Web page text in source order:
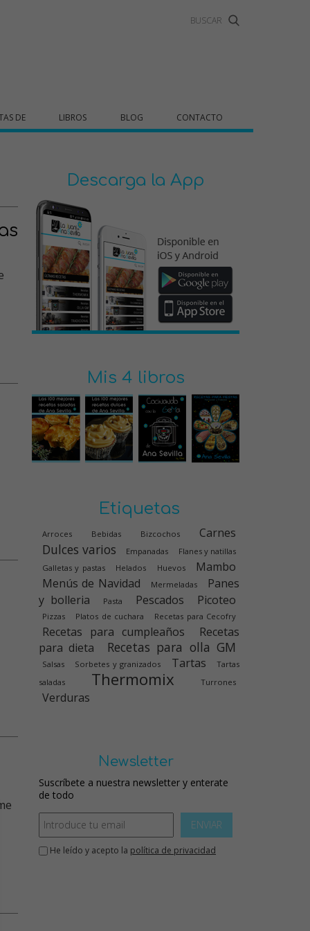
DE LIBROS BLOG CONTACTO
Descarga la App
Mis 4 libros
Etiquetas
Arroces Bebidas Bizcochos Carnes
Dulces varios Empanadas
Flanes y natillas
Galletas y pastas
Helados Huevos
Mambo
Menús de Navidad
Mermeladas
Panes
y bolleria
Pasta Pescados Picoteo
Pizzas Platos de cuchara Recetas para Cecofry
Recetas para cumpleaños
Recetas
para dieta
Recetas para olla GM
Salsas Sorbetes y granizados Tartas
Tartas
saladas
Thermomix Turrones
Verduras
Newsletter
Suscríbete a nuestra newsletter y enterate
de todo
ENVIAR
He leído y acepto la política de privacidad